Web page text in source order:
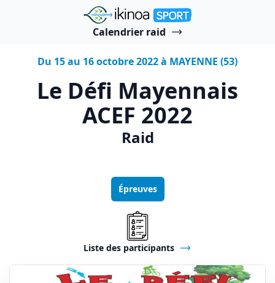
"Ikinoa Sport"
Calendrier raid
Du 15 au 16 octobre 2022 à MAYENNE (53)
Le Défi Mayennais
ACEF 2022
Raid
Épreuves
Liste des participants